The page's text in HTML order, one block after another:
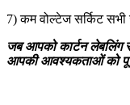
7) कम वोल्टेज सर्किट सभी
जब आपको कार्टन लेबलिंग
आपकी आवश्यकताओं को